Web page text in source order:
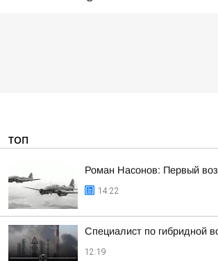
ТОП
Роман Насонов: Первый
14:22
Специалист по гибридной
12:19